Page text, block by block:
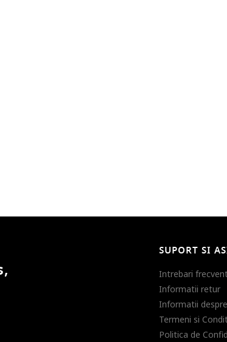
SUPORT SI
Intrebari
Informatii retur
Informatii
Termeni si
Politica de